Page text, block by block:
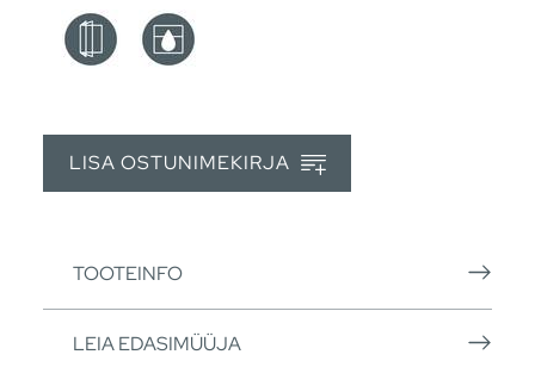
LISA OSTUNIMEKIRJA
TOOTEINFO
LEIA EDASIMÜÜJA